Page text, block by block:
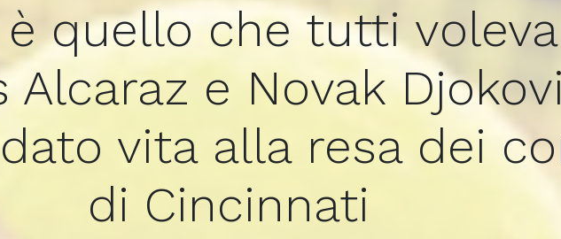
quello che tutti
Alcaraz e Novak
vita alla resa dei
di Cincinnati